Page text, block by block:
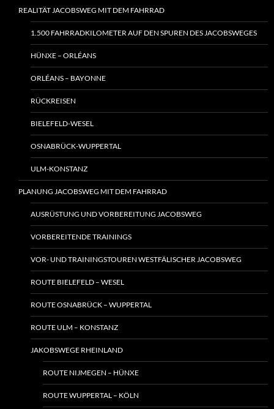
REALITÄT JACOBSWEG MIT DEM FAHRRAD
1.500 FAHRRADKILOMETER AUF DEN SPUREN DES JACOBSWEGES
HÜNXE – ORLÉANS
ORLÉANS – BAYONNE
RÜCKREISEN
BIELEFELD-WESEL
OSNABRÜCK-WUPPERTAL
ULM-KONSTANZ
PLANUNG JACOBSWEG MIT DEM FAHRRAD
AUSRÜSTUNG UND VORBEREITUNG JACOBSWEG
VORBEREITENDE TRAININGS
VOR- UND TRAININGSTOUREN WESTFÄLISCHER JACOBSWEG
ROUTE BIELEFELD – WESEL
ROUTE OSNABRÜCK – WUPPERTAL
ROUTE ULM – KONSTANZ
JAKOBSWEGE RHEINLAND
ROUTE NIJMEGEN – HÜNXE
ROUTE WUPPERTAL – KÖLN